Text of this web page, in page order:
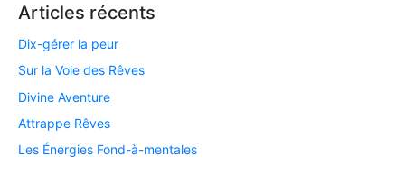
Articles récents
Dix-gérer la peur
Sur la Voie des Rêves
Divine Aventure
Attrappe Rêves
Les Énergies Fond-à-mentales